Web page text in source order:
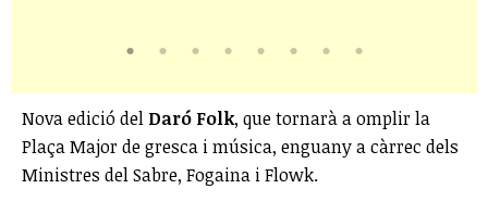
Nova edició del Daró Folk, que tornarà a omplir la
Plaça Major de gresca i música, enguany a càrrec dels
Ministres del Sabre, Fogaina i Flowk.